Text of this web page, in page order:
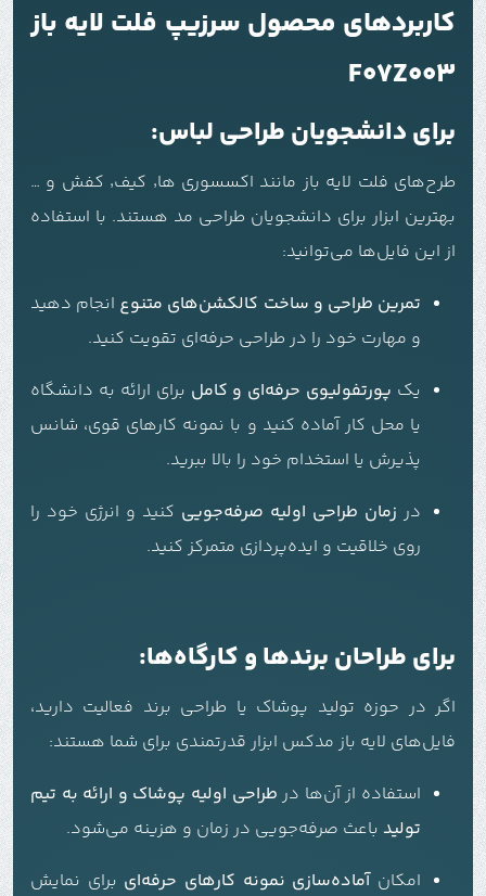
کاربردهای محصول سرزیپ فلت لایه باز
F07Z003
برای دانشجویان طراحی لباس:
طرح‌های فلت لایه باز مانند اکسسوری ها٬ کیف٬ کفش و …
بهترین ابزار برای دانشجویان طراحی مد هستند. با استفاده
از این فایل‌ها می‌توانید:
تمرین طراحی و ساخت کالکشن‌های متنوع انجام دهید
و مهارت خود را در طراحی حرفه‌ای تقویت کنید.
یک پورتفولیوی حرفه‌ای و کامل برای ارائه به دانشگاه
یا محل کار آماده کنید و با نمونه کارهای قوی، شانس
پذیرش یا استخدام خود را بالا ببرید.
در زمان طراحی اولیه صرفه‌جویی کنید و انرژی خود را
روی خلاقیت و ایده‌پردازی متمرکز کنید.
برای طراحان برندها و کارگاه‌ها:
اگر در حوزه تولید پوشاک یا طراحی برند فعالیت دارید،
فایل‌های لایه باز مدکس ابزار قدرتمندی برای شما هستند:
استفاده از آن‌ها در طراحی اولیه پوشاک و ارائه به تیم
تولید باعث صرفه‌جویی در زمان و هزینه می‌شود.
امکانآماده‌سازی نمونه کارهای حرفه‌ای برای نمایش